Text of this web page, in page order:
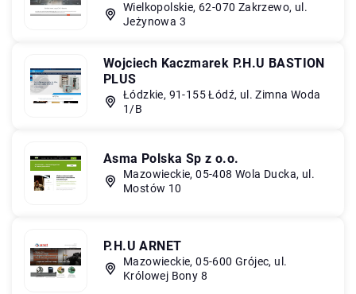
Wielkopolskie, 62-070 Zakrzewo, ul.
Jeżynowa 3
Wojciech Kaczmarek P.H.U BASTION
PLUS
Łódzkie, 91-155 Łódź, ul. Zimna Woda
1/B
Asma Polska Sp z o.o.
Mazowieckie, 05-408 Wola Ducka, ul.
Mostów 10
P.H.U ARNET
Mazowieckie, 05-600 Grójec, ul.
Królowej Bony 8